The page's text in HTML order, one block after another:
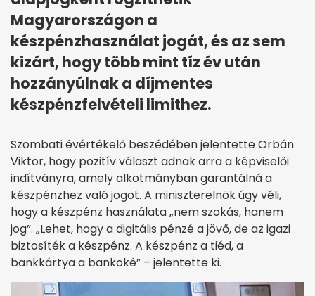
Magyarországon a
készpénzhasználat jogát, és az sem
kizárt, hogy több mint tíz év után
hozzányúlnak a díjmentes
készpénzfelvételi limithez.
Szombati évértékelő beszédében jelentette Orbán
Viktor, hogy pozitív választ adnak arra a képviselői
indítványra, amely alkotmányban garantálná a
készpénzhez való jogot. A miniszterelnök úgy véli,
hogy a készpénz használata „nem szokás, hanem
jog”. „Lehet, hogy a digitális pénzé a jövő, de az igazi
biztosíték a készpénz. A készpénz a tiéd, a
bankkártya a bankoké” – jelentette ki.